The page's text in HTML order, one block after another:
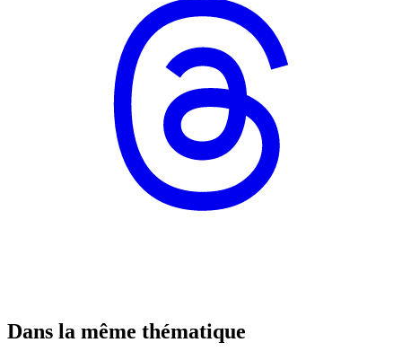
Dans la même thématique